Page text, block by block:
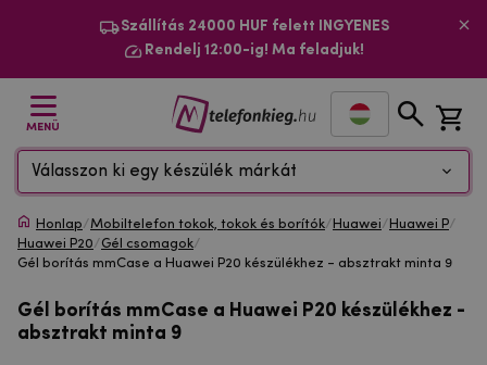
Szállítás 24000 HUF felett INGYENES
Rendelj 12:00-ig! Ma feladjuk!
MENÜ
Válasszon ki egy készülék márkát
Honlap/Mobiltelefon tokok, tokok és borítók/ Huawei/ Huawei P/
Huawei P20/Gél csomagok/
Gél borítás mmCase a Huawei P20 készülékhez - absztrakt minta 9
Gél borítás mmCase a Huawei P20 készülékhez -
absztrakt minta 9